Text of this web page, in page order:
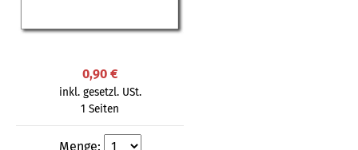
0,90 €
inkl. gesetzl. USt.
1 Seiten
Menge: